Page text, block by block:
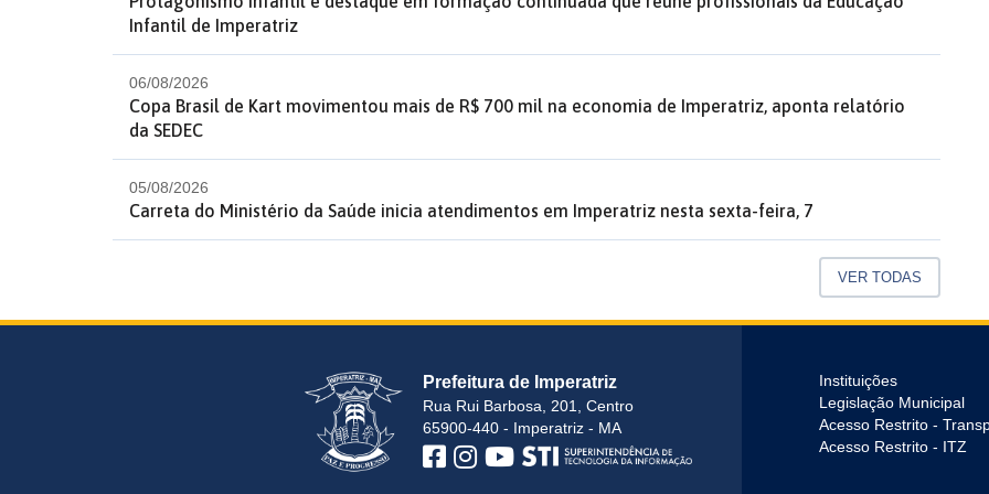
Infantil de Imperatriz
06/08/2026
Copa Brasil de Kart movimentou mais de R$ 700 mil na economia de Imperatriz, aponta relatório
da SEDEC
05/08/2026
Carreta do Ministério da Saúde inicia atendimentos em Imperatriz nesta sexta-feira, 7
VER TODAS
Prefeitura de Imperatriz
Rua Rui Barbosa, 201, Centro
65900-440 - Imperatriz - MA
Instituições
Legislação Municipal
Acesso Restrito -
Acesso Restrito - ITZ